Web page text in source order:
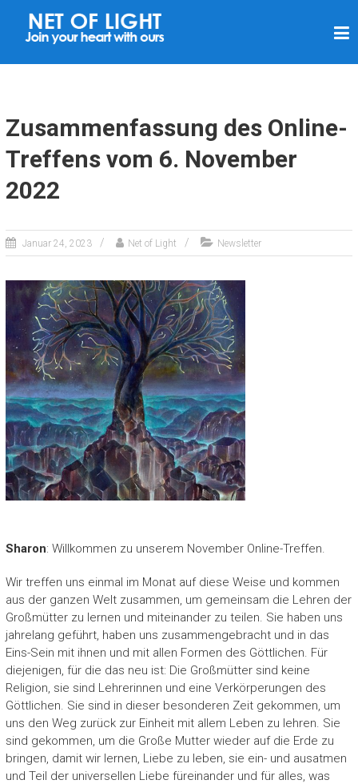
L
T
E
T
Zusammenfassung des Online-
Treffens vom 6. November
2022
Januar 24, 2023 Net of Light Newsletter
Sharon: Willkommen zu unserem November Online-Treffen.
Wir treffen uns einmal im Monat auf diese Weise und kommen
aus der ganzen Welt zusammen, um gemeinsam die Lehren der
Großmütter zu lernen und miteinander zu teilen. Sie haben uns
jahrelang geführt, haben uns zusammengebracht und in das
Eins-Sein mit ihnen und mit allen Formen des Göttlichen. Für
diejenigen, für die das neu ist: Die Großmütter sind keine
Religion, sie sind Lehrerinnen und eine Verkörperungen des
Göttlichen. Sie sind in dieser besonderen Zeit gekommen, um
uns den Weg zurück zur Einheit mit allem Leben zu lehren. Sie
sind gekommen, um die Große Mutter wieder auf die Erde zu
bringen, damit wir lernen, Liebe zu leben, sie ein- und ausatmen
und Teil der universellen Liebe füreinander und für alles, was